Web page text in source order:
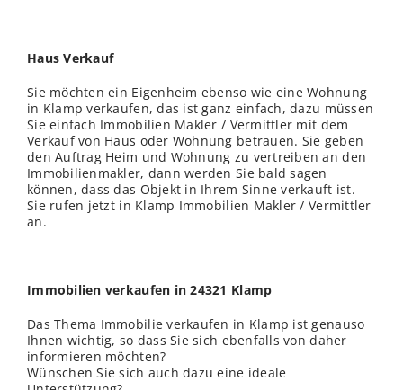
Haus Verkauf
Sie möchten ein Eigenheim ebenso wie eine Wohnung
in Klamp verkaufen, das ist ganz einfach, dazu müssen
Sie einfach Immobilien Makler / Vermittler mit dem
Verkauf von Haus oder Wohnung betrauen. Sie geben
den Auftrag Heim und Wohnung zu vertreiben an den
Immobilienmakler, dann werden Sie bald sagen
können, dass das Objekt in Ihrem Sinne verkauft ist.
Sie rufen jetzt in Klamp Immobilien Makler / Vermittler
an.
Immobilien verkaufen in 24321 Klamp
Das Thema Immobilie verkaufen in Klamp ist genauso
Ihnen wichtig, so dass Sie sich ebenfalls von daher
informieren möchten?
Wünschen Sie sich auch dazu eine ideale